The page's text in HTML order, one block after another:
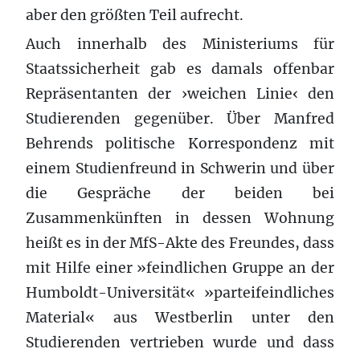
aber den größten Teil aufrecht.
Auch innerhalb des Ministeriums für
Staatssicherheit gab es damals offenbar
Repräsentanten der ›weichen Linie‹ den
Studierenden gegenüber. Über Manfred
Behrends politische Korrespondenz mit
einem Studienfreund in Schwerin und über
die Gespräche der beiden bei
Zusammenkünften in dessen Wohnung
heißt es in der MfS-Akte des Freundes, dass
mit Hilfe einer »feindlichen Gruppe an der
Humboldt-Universität« »parteifeindliches
Material« aus Westberlin unter den
Studierenden vertrieben wurde und dass